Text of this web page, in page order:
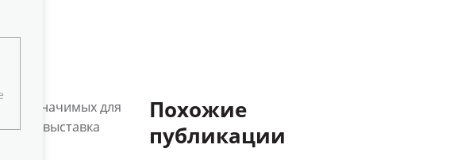
и значимых для
выставка
Похожие
публикации